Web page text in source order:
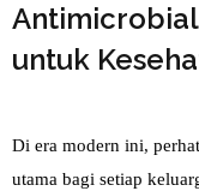
Antimicrobial
untuk
Di era modern ini,
utama bagi setiap